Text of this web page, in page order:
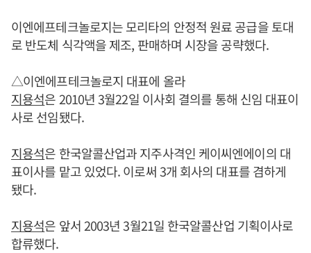
이엔에프테크놀로지는 모리타의 안정적 원료 공급을 토대
로 반도체 식각액을 제조, 판매하며 시장을 공략했다.
△이엔에프테크놀로지 대표에 올라
지용석은 2010년 3월22일 이사회 결의를 통해 신임 대표이
사로 선임됐다.
지용석은 한국알콜산업과 지주사격인 케이씨엔에이의 대
표이사를 맡고 있었다. 이로써 3개 회사의 대표를 겸하게
됐다.
지용석은 앞서 2003년 3월21일 한국알콜산업 기획이사로
합류했다.